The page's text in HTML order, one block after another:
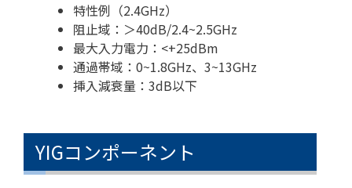
特性例（2.4GHz）
阻止域：＞40dB/2.4~2.5GHz
最大入力電力：<+25dBm
通過帯域：0~1.8GHz、3~13GHz
挿入減衰量：3dB以下
YIGコンポーネント